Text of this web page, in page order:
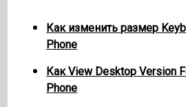
Как изменить размер
Phone
Как View Desktop Version
Phone